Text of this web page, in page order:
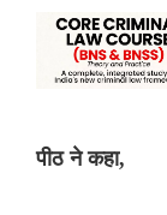
पीठ ने कहा,